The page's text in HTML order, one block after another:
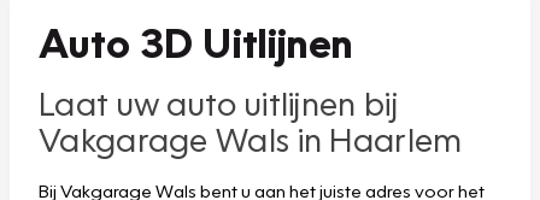
Auto 3D Uitlijnen
Laat uw auto uitlijnen bij
Vakgarage Wals in Haarlem
Bij Vakgarage Wals bent u aan het juiste adres voor het